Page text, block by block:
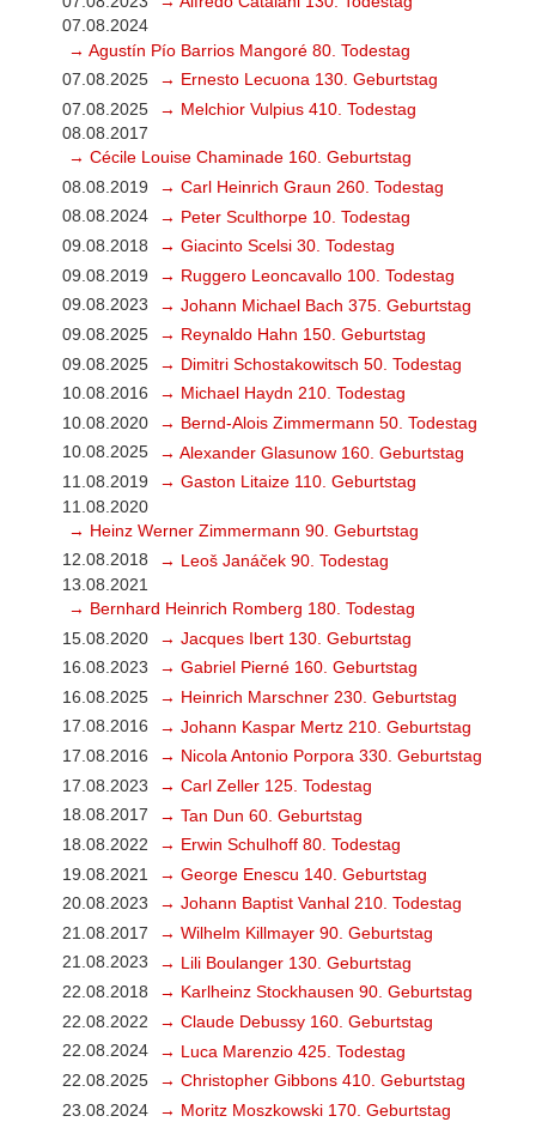
07.08.2024
→ Agustín Pío Barrios Mangoré 80. Todestag
07.08.2025
→ Ernesto Lecuona 130. Geburtstag
07.08.2025
→ Melchior Vulpius 410. Todestag
08.08.2017
→ Cécile Louise Chaminade 160. Geburtstag
08.08.2019
→ Carl Heinrich Graun 260. Todestag
08.08.2024
→ Peter Sculthorpe 10. Todestag
09.08.2018
→ Giacinto Scelsi 30. Todestag
09.08.2019
→ Ruggero Leoncavallo 100. Todestag
09.08.2023
→ Johann Michael Bach 375. Geburtstag
09.08.2025
→ Reynaldo Hahn 150. Geburtstag
09.08.2025
→ Dimitri Schostakowitsch 50. Todestag
10.08.2016
→ Michael Haydn 210. Todestag
10.08.2020
→ Bernd-Alois Zimmermann 50. Todestag
10.08.2025
→ Alexander Glasunow 160. Geburtstag
11.08.2019
→ Gaston Litaize 110. Geburtstag
11.08.2020
→ Heinz Werner Zimmermann 90. Geburtstag
12.08.2018
→ Leoš Janáček 90. Todestag
13.08.2021
→ Bernhard Heinrich Romberg 180. Todestag
15.08.2020
→ Jacques Ibert 130. Geburtstag
16.08.2023
→ Gabriel Pierné 160. Geburtstag
16.08.2025
→ Heinrich Marschner 230. Geburtstag
17.08.2016
→ Johann Kaspar Mertz 210. Geburtstag
17.08.2016
→ Nicola Antonio Porpora 330. Geburtstag
17.08.2023
→ Carl Zeller 125. Todestag
18.08.2017
→ Tan Dun 60. Geburtstag
18.08.2022
→ Erwin Schulhoff 80. Todestag
19.08.2021
→ George Enescu 140. Geburtstag
20.08.2023
→ Johann Baptist Vanhal 210. Todestag
21.08.2017
→ Wilhelm Killmayer 90. Geburtstag
21.08.2023
→ Lili Boulanger 130. Geburtstag
22.08.2018
→ Karlheinz Stockhausen 90. Geburtstag
22.08.2022
→ Claude Debussy 160. Geburtstag
22.08.2024
→ Luca Marenzio 425. Todestag
22.08.2025
→ Christopher Gibbons 410. Geburtstag
23.08.2024
→ Moritz Moszkowski 170. Geburtstag